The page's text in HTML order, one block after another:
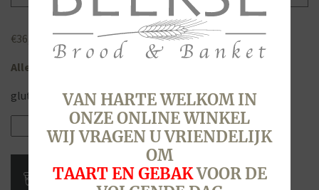
€36,80
Allergenen
gluten, ei, lactose, noten (amandelen), soja
Slagroomtaart,
16
personen
aantal
VAN HARTE WELKOM IN
ONZE ONLINE WINKEL
WIJ VRAGEN U VRIENDELIJK
OM
TAART EN GEBAKVOOR DE